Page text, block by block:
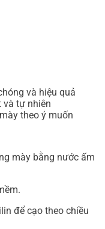
và hiệu quả
và tự nhiên
theo ý muốn
mày bằng nước ấm
để cạo theo chiều